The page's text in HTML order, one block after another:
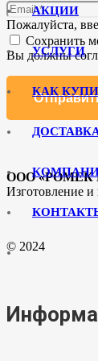
АКЦИИ
УСЛУГИ
КАК
Пожалуйста,
Сохранить
Вы должны
ООО «РОМЕК
Изготовление
© 2024